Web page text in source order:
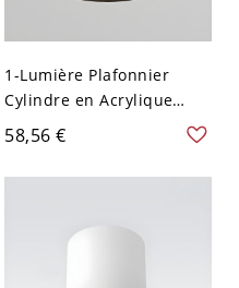
1-Lumière Plafonnier
Cylindre en Acrylique
Lampe Encastrée LED
Moderne - Noir 110 V-120
V 8,89 cm Blanc
58,56 €